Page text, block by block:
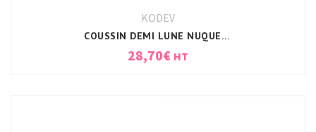
KODEV
COUSSIN DEMI LUNE NUQUE/DOS/GENOUX 50X20X10CM BLANC
28,70€ HT